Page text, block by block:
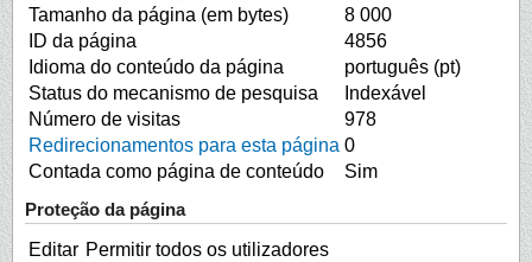
Tamanho da página (em bytes)
8 000
ID da página
4856
Idioma do conteúdo da página
português (pt)
Status do mecanismo de pesquisa
Indexável
Número de visitas
978
Redirecionamentos para esta página 0
Contada como página de conteúdo
Sim
Proteção da página
Editar Permitir todos os utilizadores